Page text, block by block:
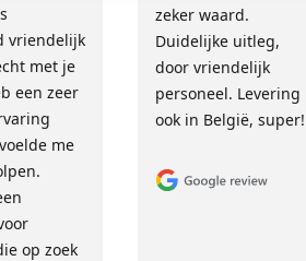
vriendelijk
met je
een zeer
me
op zoek
zeker waard.
Duidelijke uitleg,
door vriendelijk
personeel. Levering
ook in België, super!